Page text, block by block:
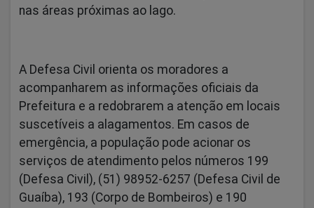
nas áreas próximas ao lago.
A Defesa Civil orienta os moradores a
acompanharem as informações oficiais da
Prefeitura e a redobrarem a atenção em locais
suscetíveis a alagamentos. Em casos de
emergência, a população pode acionar os
serviços de atendimento pelos números 199
(Defesa Civil), (51) 98952-6257 (Defesa Civil de
Guaíba), 193 (Corpo de Bombeiros) e 190